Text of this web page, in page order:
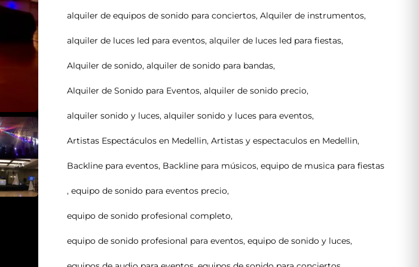
alquiler de equipos de sonido para conciertos,Alquiler de instrumentos,
alquiler de luces led para eventos,alquiler de luces led para fiestas,
Alquiler de sonido,alquiler de sonido para bandas,
Alquiler de Sonido para Eventos,alquiler de sonido precio,
alquiler sonido y luces,alquiler sonido y luces para eventos,
Artistas Espectáculos en Medellin,Artistas y espectaculos en Medellin,
Backline para eventos, Backline para músicos,equipo de musica para fiestas
,equipo de sonido para eventos precio,
equipo de sonido profesional completo,
equipo de sonido profesional para eventos,equipo de sonido y luces,